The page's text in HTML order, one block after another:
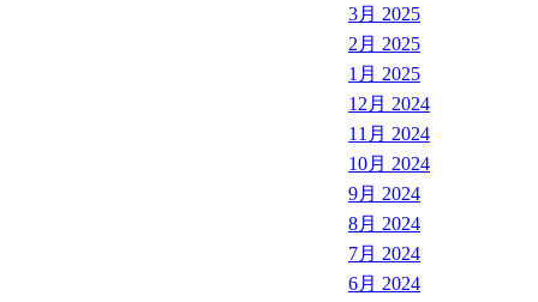
3月 2025
2月 2025
1月 2025
12月 2024
11月 2024
10月 2024
9月 2024
8月 2024
7月 2024
6月 2024